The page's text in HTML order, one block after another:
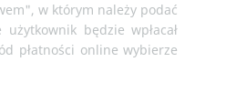
w którym należy podać
będzie wpłacał
płatności online wybierze